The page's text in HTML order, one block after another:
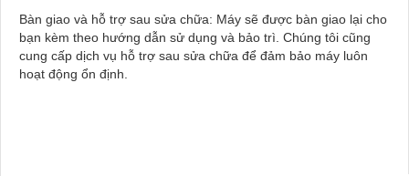
Bàn giao và hỗ trợ sau sửa chữa: Máy sẽ được bàn giao lại cho
bạn kèm theo hướng dẫn sử dụng và bảo trì. Chúng tôi cũng
cung cấp dịch vụ hỗ trợ sau sửa chữa để đảm bảo máy luôn
hoạt động ổn định.